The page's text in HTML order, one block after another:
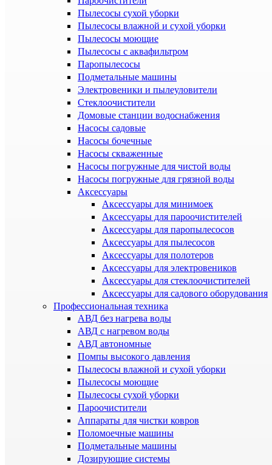
Пылесосы сухой уборки
Пылесосы влажной и сухой уборки
Пылесосы моющие
Пылесосы с аквафильтром
Паропылесосы
Подметальные машины
Электровеники и пылеуловители
Стеклоочистители
Домовые станции водоснабжения
Насосы садовые
Насосы бочечные
Насосы скваженные
Насосы погружные для чистой воды
Насосы погружные для грязной воды
Аксессуары
Аксессуары для минимоек
Аксессуары для пароочистителей
Аксессуары для паропылесосов
Аксессуары для пылесосов
Аксессуары для полотеров
Аксессуары для электровеников
Аксессуары для стеклоочистителей
Аксессуары для садового оборудования
Профессиональная техника
АВД без нагрева воды
АВД с нагревом воды
АВД автономные
Помпы высокого давления
Пылесосы влажной и сухой уборки
Пылесосы моющие
Пылесосы сухой уборки
Пароочистители
Аппараты для чистки ковров
Поломоечные машины
Подметальные машины
Дозирующие системы